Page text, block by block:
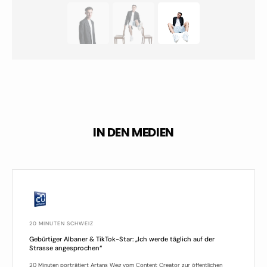
IN DEN MEDIEN
20 MINUTEN SCHWEIZ
Gebürtiger Albaner & TikTok-Star: „Ich werde täglich auf der
Strasse angesprochen“
20 Minuten porträtiert Artans Weg vom Content Creator zur öffentlichen